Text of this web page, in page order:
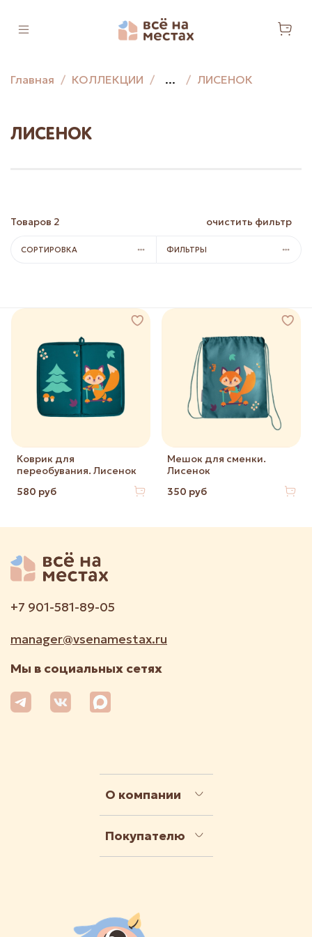
Главная КОЛЛЕКЦИИ ... ЛИСЕНОК
ЛИСЕНОК
Товаров 2 очистить фильтр
СОРТИРОВКА ФИЛЬТРЫ
Коврик для
переобувания. Лисенок
580 руб
Мешок для сменки.
Лисенок
350 руб
О компании
Покупателю
+7 901-581-89-05
manager@vsenamestax.ru
Мы в социальных сетях